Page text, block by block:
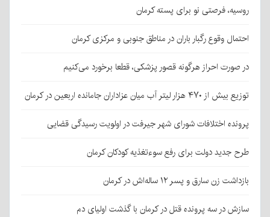
روسیه، فرصتی نو برای پسته کرمان
احتمال وقوع رگبار باران در مناطق جنوبی و مرکزی کرمان
در صورت احراز هرگونه قصور پزشکی، قطعا برخورد می‌کنیم
توزیع بیش از ۴۷۰ هزار لیتر آب میان عزاداران جامانده اربعین در کرمان
پرونده اختلافات شورای شهر جیرفت در اولویت رسیدگی قضایی
طرح جدید دولت برای رفع سوءتغذیه کودکان کرمان
بازداشت زن سارق و پسر ۱۲ ساله‌اش در کرمان
سازش در سه پرونده قتل در کرمان با گذشت اولیای دم